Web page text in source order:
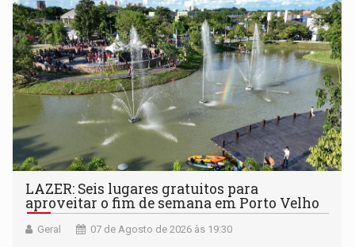
LAZER: Seis lugares gratuitos para
aproveitar o fim de semana em Porto Velho
Geral 07 de Agosto de 2026 às 19:30